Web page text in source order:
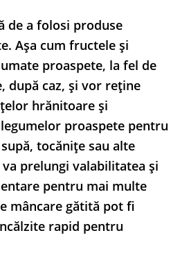
de a folosi produse
Așa cum fructele și
proaspete, la fel de
după caz, și vor reține
hrănitoare și
proaspete pentru
tocănițe sau alte
prelungi valabilitatea și
pentru mai multe
mâncare gătită pot fi
rapid pentru